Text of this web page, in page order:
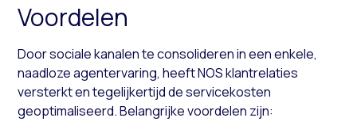
Voordelen
Door sociale kanalen te consolideren in een enkele,
naadloze agentervaring, heeft NOS klantrelaties
versterkt en tegelijkertijd de servicekosten
geoptimaliseerd. Belangrijke voordelen zijn: